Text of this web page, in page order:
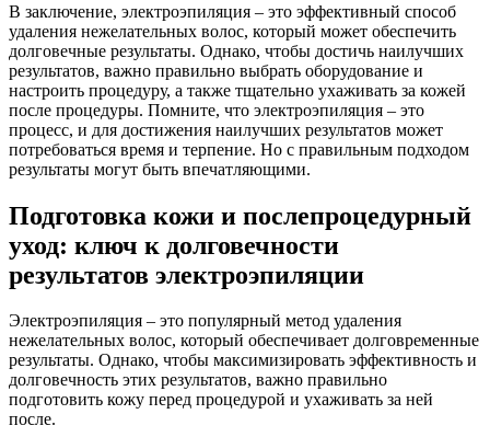
В заключение, электроэпиляция – это эффективный способ
удаления нежелательных волос, который может обеспечить
долговечные результаты. Однако, чтобы достичь наилучших
результатов, важно правильно выбрать оборудование и
настроить процедуру, а также тщательно ухаживать за кожей
после процедуры. Помните, что электроэпиляция – это
процесс, и для достижения наилучших результатов может
потребоваться время и терпение. Но с правильным подходом
результаты могут быть впечатляющими.
Подготовка кожи и послепроцедурный
уход: ключ к долговечности
результатов электроэпиляции
Электроэпиляция – это популярный метод удаления
нежелательных волос, который обеспечивает долговременные
результаты. Однако, чтобы максимизировать эффективность и
долговечность этих результатов, важно правильно
подготовить кожу перед процедурой и ухаживать за ней
после.